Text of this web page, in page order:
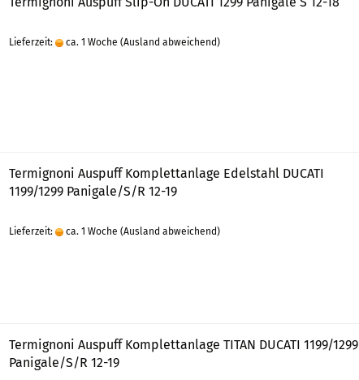
Lieferzeit: ca. 1 Woche (Ausland abweichend)
Termignoni Auspuff Komplettanlage Edelstahl DUCATI
1199/1299 Panigale/S/R 12-19
Lieferzeit: ca. 1 Woche (Ausland abweichend)
Termignoni Auspuff Komplettanlage TITAN DUCATI 1199/1299
Panigale/S/R 12-19